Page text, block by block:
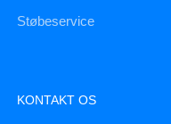
Støbeservice
KONTAKT OS